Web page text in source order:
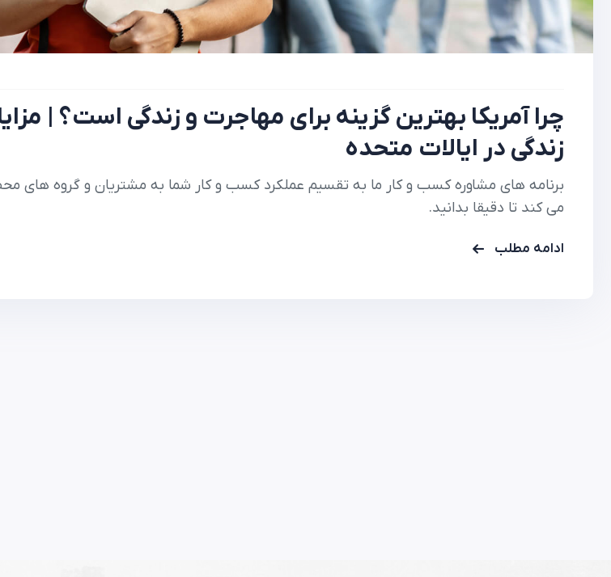
چرا آمریکا بهترین گزینه برای مهاجرت و زندگی است؟ |
زندگی در ایالات متحده
برنامه های مشاوره کسب و کار ما به تقسیم عملکرد کسب و کار شما به مشتریان و گروه های
می کند تا دقیقا بدانید.
ادامه مطلب